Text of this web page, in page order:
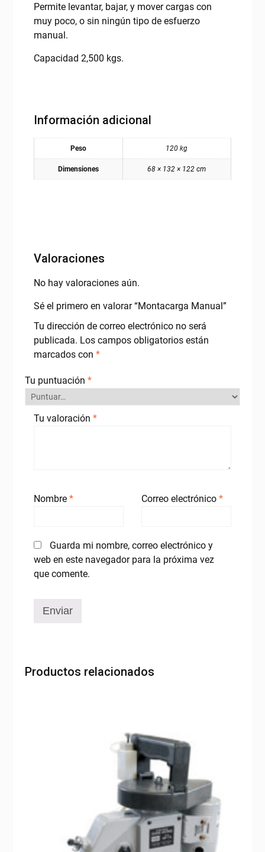
Permite levantar, bajar, y mover cargas con
muy poco, o sin ningún tipo de esfuerzo
manual.
Capacidad 2,500 kgs.
Información adicional
Peso 120 kg
Dimensiones 68 × 132 × 122 cm
Valoraciones
No hay valoraciones aún.
Sé el primero en valorar “Montacarga Manual”
Tu dirección de correo electrónico no será
publicada. Los campos obligatorios están
marcados con *
Tu puntuación *
Tu valoración *
Nombre * Correo electrónico *
Guarda mi nombre, correo electrónico y
web en este navegador para la próxima vez
que comente.
Productos relacionados